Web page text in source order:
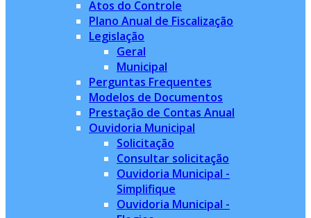
Atos do Controle
Plano Anual de Fiscalização
Legislação
Geral
Municipal
Perguntas Frequentes
Modelos de Documentos
Prestação de Contas Anual
Ouvidoria Municipal
Solicitação
Consultar solicitação
Ouvidoria Municipal -
Simplifique
Ouvidoria Municipal -